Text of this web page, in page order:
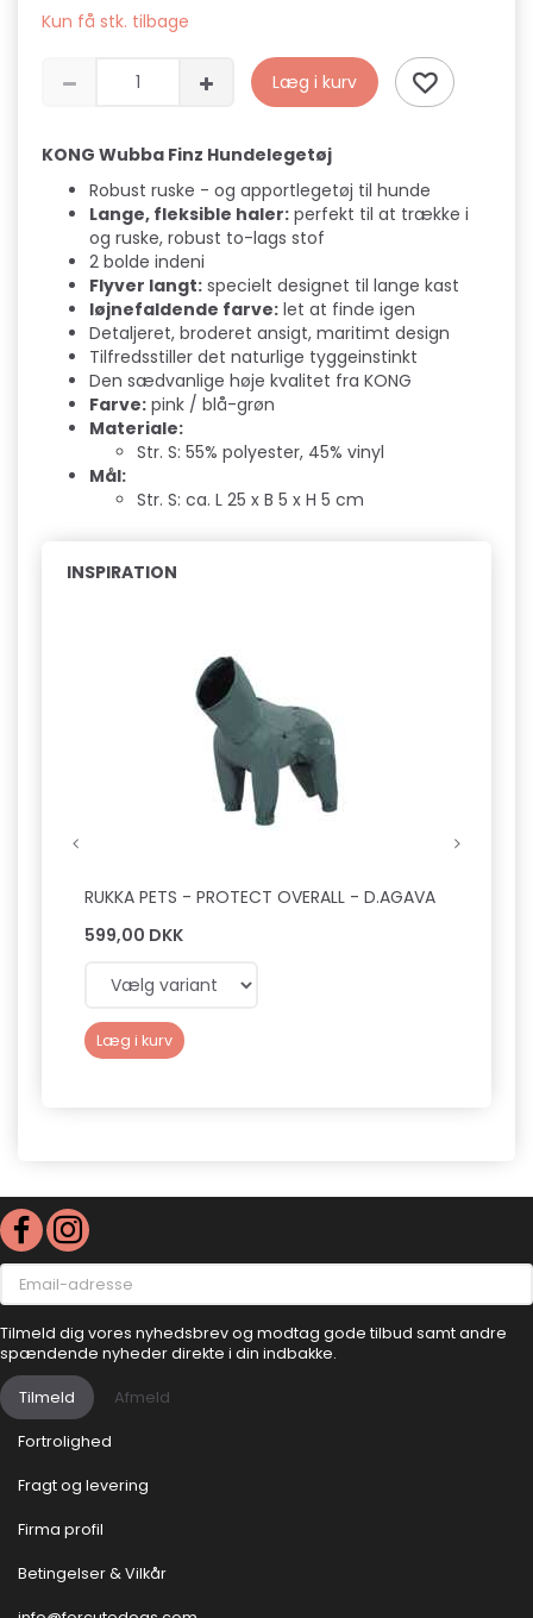
Kun få stk. tilbage
Læg i kurv
KONG Wubba Finz Hundelegetøj
Robust ruske - og apportlegetøj til hunde
Lange, fleksible haler: perfekt til at trække i
og ruske, robust to-lags stof
2 bolde indeni
Flyver langt: specielt designet til lange kast
Iøjnefaldende farve: let at finde igen
Detaljeret, broderet ansigt, maritimt design
Tilfredsstiller det naturlige tyggeinstinkt
Den sædvanlige høje kvalitet fra KONG
Farve: pink / blå-grøn
Materiale:
Str. S: 55% polyester, 45% vinyl
Mål:
Str. S: ca. L 25 x B 5 x H 5 cm
INSPIRATION
RUKKA PETS - PROTECT OVERALL - D.AGAVA
599,00 DKK
Læg i kurv
Email-
adresse
Tilmeld dig vores nyhedsbrev og modtag gode tilbud samt andre
spændende nyheder direkte i din indbakke.
Tilmeld Afmeld
Fortrolighed
Fragt og levering
Firma profil
Betingelser & Vilkår